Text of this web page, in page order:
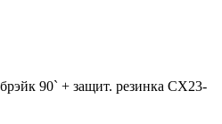
90` + защит. резинка CX23-